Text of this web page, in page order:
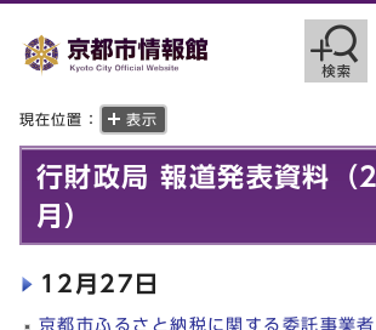
現在位置： 表示
行財政局 報道発表資料
月）
12月27日
京都市ふるさと納税に関する委託事業